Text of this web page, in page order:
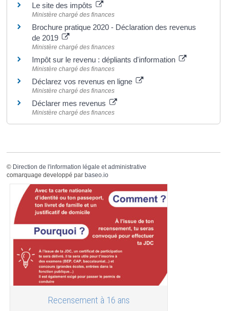
Le site des impôts
Ministère chargé des finances
Brochure pratique 2020 - Déclaration des revenus
de 2019
Ministère chargé des finances
Impôt sur le revenu : dépliants d'information
Ministère chargé des finances
Déclarez vos revenus en ligne
Ministère chargé des finances
Déclarer mes revenus
Ministère chargé des finances
© Direction de l'information légale et administrative
comarquage developpé par baseo.io
Recensement à 16 ans